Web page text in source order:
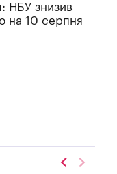
НБУ знизив
на 10 серпня